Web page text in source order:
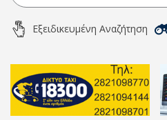
Εξειδικευμένη Αναζήτηση